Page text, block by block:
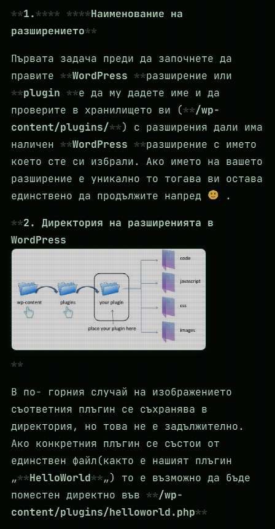
1.
Наименование на
разширението
Първата задача преди да започнете да
правите
WordPress
разширение или
plugin
е да му дадете име и да
проверите в хранилището ви (
/wp-
content/plugins/
) с разширения дали има
наличен
WordPress
разширение с името
което сте си избрали. Ако името на вашето
разширение е уникално то тогава ви остава
единствено да продължите напред
.
2. Директория на разширенията в
WordPress
В по- горния случай на изображението
съответния плъгин се съхранява в
директория, но това не е задължително.
Ако конкретния плъгин се състои от
единствен файл(както е нашият плъгин
„
HelloWorld
„) то е възможно да бъде
поместен директно във
/wp-
content/plugins/helloworld.php